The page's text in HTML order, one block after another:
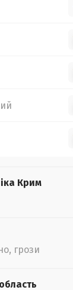
Крим
грози
область